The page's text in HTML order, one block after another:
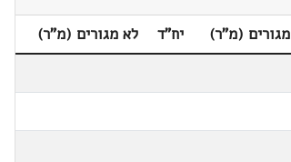
מגורים (מ"ר) יח"ד
לא מגורים (מ"ר)